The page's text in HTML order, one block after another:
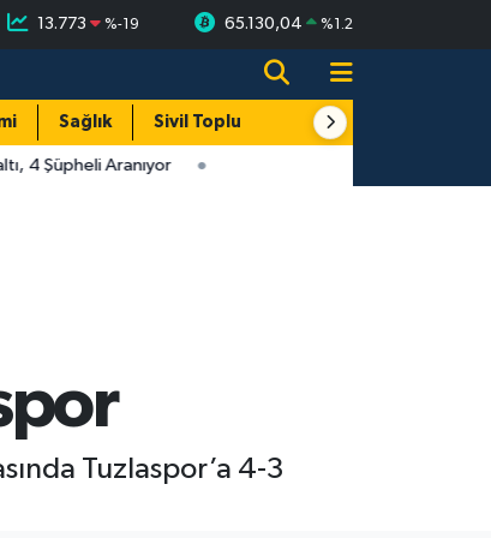
13.773 %-19 65.130,04 %1.2
Sağlık Sivil Toplum Turizm
4 Şüpheli Aranıyor
Tuzlaspor’a 4-3